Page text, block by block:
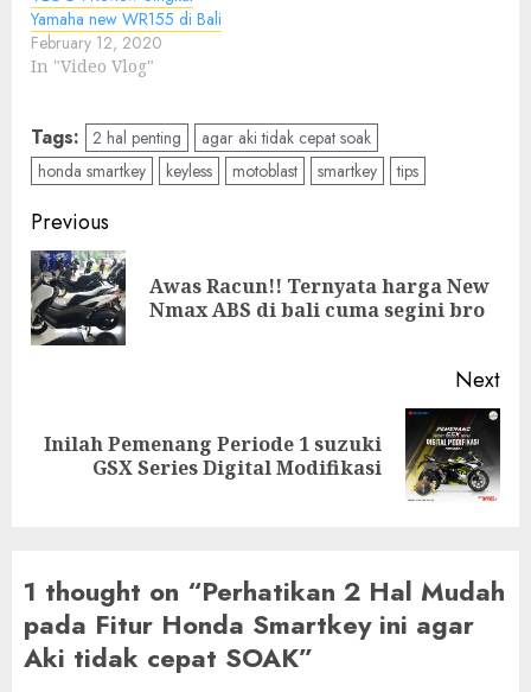
Yamaha new WR155 di Bali
February 12, 2020
In "Video Vlog"
Tags: 2 hal penting
agar aki tidak cepat soak
honda smartkey
keyless motoblast smartkey tips
Post
navigation
Previous
Awas Racun!! Ternyata harga New
Nmax ABS di bali cuma segini bro
Next
Next
Inilah Pemenang Periode 1 suzuki
GSX Series Digital Modifikasi
1 thought on “Perhatikan 2 Hal Mudah
pada Fitur Honda Smartkey ini agar
Aki tidak cepat SOAK”